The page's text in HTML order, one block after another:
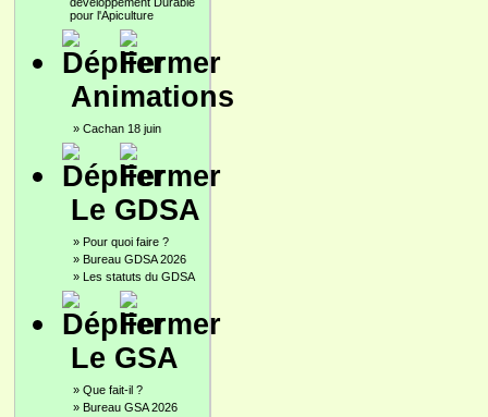
pour l'Apiculture
Animations
» Cachan 18 juin
Le GDSA
» Pour quoi faire ?
» Bureau GDSA 2026
» Les statuts du GDSA
Le GSA
» Que fait-il ?
» Bureau GSA 2026